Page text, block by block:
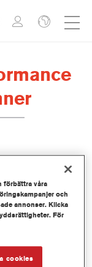
idealisk när du
Den möjliggör
enkel finish.
smidiga
förbättra våra
och
annonser. Klicka
För
cookies